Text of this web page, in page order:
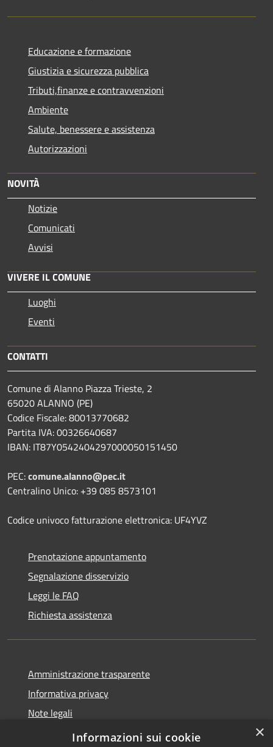
Educazione e formazione
Giustizia e sicurezza pubblica
Tributi,finanze e contravvenzioni
Ambiente
Salute, benessere e assistenza
Autorizzazioni
NOVITÀ
Notizie
Comunicati
Avvisi
VIVERE IL COMUNE
Luoghi
Eventi
CONTATTI
Comune di Alanno Piazza Trieste, 2
65020 ALANNO (PE)
Codice Fiscale: 80013770682
Partita IVA: 00326640687
IBAN: IT87Y0542404297000050151450
PEC:comune.alanno@pec.it
Centralino Unico: +39 085 8573101
Codice univoco fatturazione elettronica: UF4YVZ
Prenotazione appuntamento
Segnalazione disservizio
Leggi le FAQ
Richiesta assistenza
Amministrazione trasparente
Informativa privacy
Note legali
Dichiarazione di accessibilità
×
Informazioni sui cookie